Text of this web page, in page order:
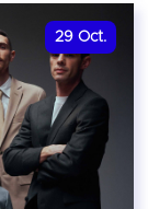
29 Oct.